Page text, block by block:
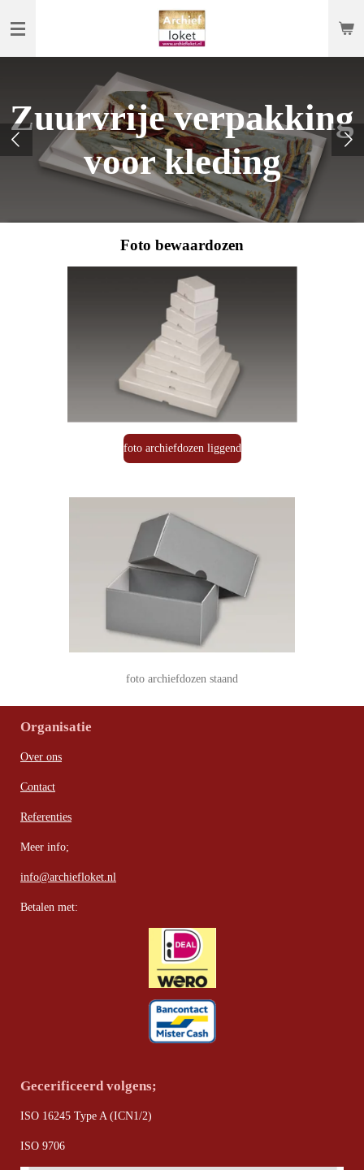
direct
Zuurvrije verpakking
voor kleding
Foto bewaardozen
foto archiefdozen liggend
foto archiefdozen staand
Organisatie
Over ons
Contact
Referenties
Meer info;
info@archiefloket.nl
Betalen met:
Gecerificeerd volgens;
ISO 16245 Type A (ICN1/2)
ISO 9706